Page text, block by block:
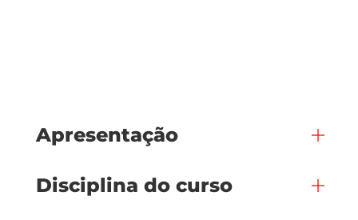
Apresentação
Disciplina do curso